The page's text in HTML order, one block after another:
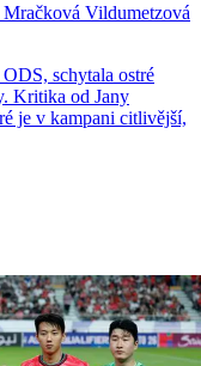
Vildumetzová
schytala ostré
Kritika od Jany
je v kampani citlivější,